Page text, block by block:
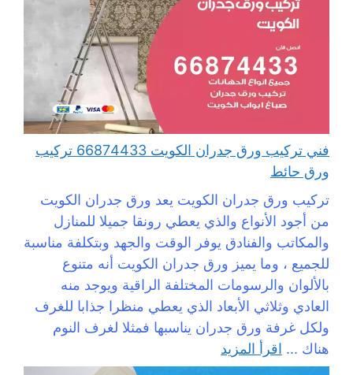
فني تركيب ورق جدران الكويت 66874433 تركيب
ورق حائط
تركيب ورق جدران الكويت يعد ورق جدران الكويت
من أجود الأنواع والذي يعطي رونقا جميلا للمنازل
والمكاتب والفنادق يوفر الوقت والجهد وبتكلفة مناسبة
للجميع ، وما يميز ورق جدران الكويت أنه متنوع
بالألوان والرسومات المختلفة الراقية ويوجد منه
العادي وثلاثي الأبعاد الذي يعطي منظرا جذابا للغرف
ولكل غرفة ورق جدران يناسبها فمثلا لغرف النوم
هناك ... اقرأ المزيد